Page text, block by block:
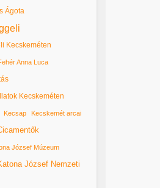
Ágota
Kecskeméten
Anna Luca
Kecskeméten
Kecsap Kecskemét arcai
József Múzeum
József Nemzeti